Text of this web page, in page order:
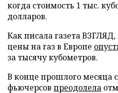
когда стоимость 1 тыс.
долларов.
Как писала газета
цены на газ в Европе
за тысячу кубометров.
В конце прошлого месяца
фьючерсов преодолела